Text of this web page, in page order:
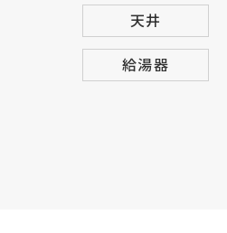
天井
給湯器